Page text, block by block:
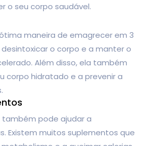
o seu corpo saudável.
maneira de emagrecer em 3
o corpo e a manter o
Além disso, ela também
corpo hidratado e a prevenir a
pode ajudar a
Existem muitos suplementos que